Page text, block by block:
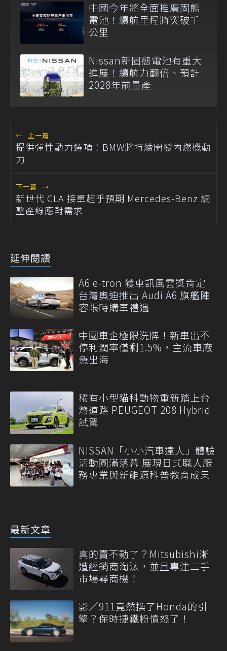
中國今年將全面推廣固態
電池！續航里程將突破千
公里
Nissan新固態電池有重大
進展！續航力翻倍、預計
2028年前量產
← 上一篇
提供彈性動力選項！BMW將持續開發內燃機動
力
下一篇 →
新世代 CLA 接單超乎預期 Mercedes-Benz 調
整產線應對需求
延伸閱讀
A6 e-tron 獲車訊風雲獎肯定
台灣奧迪推出 Audi A6 旗艦陣
容限時購車禮遇
中國車企極限洗牌！新車出不
停利潤率僅剩1.5%，主流車廠
急出海
稀有小型貓科動物重新踏上台
灣道路 PEUGEOT 208 Hybrid
試駕
NISSAN「小小汽車達人」體驗
活動圓滿落幕 展現日式職人服
務專業與新能源科普教育成果
最新文章
真的賣不動了？Mitsubishi漸
遭經銷商淘汰，並且專注二手
市場尋商機！
影／911竟然換了Honda的引
擎？保時捷鐵粉憤怒了！